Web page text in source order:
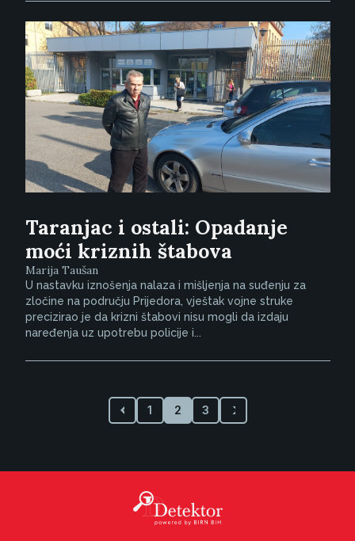
Taranjac i ostali: Opadanje
moći kriznih štabova
Marija Taušan
U nastavku iznošenja nalaza i mišljenja na suđenju za
zločine na području Prijedora, vještak vojne struke
precizirao je da krizni štabovi nisu mogli da izdaju
naređenja uz upotrebu policije i...
1 2 3